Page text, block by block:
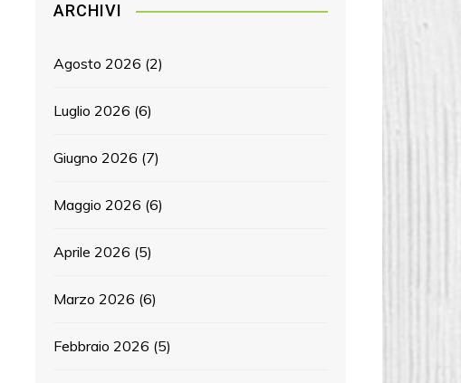
ARCHIVI
Agosto 2026 (2)
Luglio 2026 (6)
Giugno 2026 (7)
Maggio 2026 (6)
Aprile 2026 (5)
Marzo 2026 (6)
Febbraio 2026 (5)